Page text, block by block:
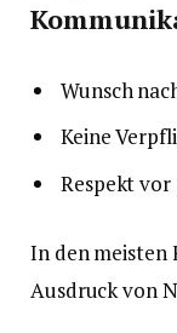
Wunsch
Keine
Respekt
In den meisten
Ausdruck von